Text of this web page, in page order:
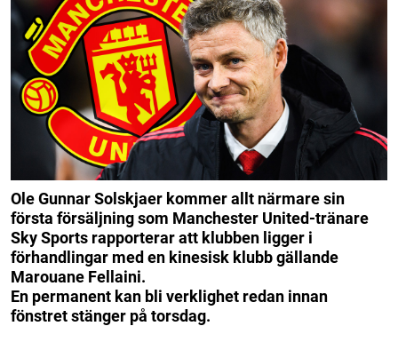
Ole Gunnar Solskjaer kommer allt närmare sin
första försäljning som Manchester United-tränare
Sky Sports rapporterar att klubben ligger i
förhandlingar med en kinesisk klubb gällande
Marouane Fellaini.
En permanent kan bli verklighet redan innan
fönstret stänger på torsdag.